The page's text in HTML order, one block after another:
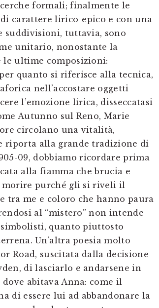
formali; finalmente le
carattere lirico-epico e con una
suddivisioni, tuttavia, sono
unitario, nonostante la
le ultime composizioni:
quanto si riferisce alla tecnica,
nell’accostare oggetti
l’emozione lirica, disseccatasi
Autunno sul Reno, Marie
circolano una vitalità,
riporta alla grande tradizione di
09, dobbiamo ricordare prima
alla fiamma che brucia e
morire purché gli si riveli il
tra me e coloro che hanno paura
al “mistero” non intende
quanto piuttosto
Un’altra poesia molto
Road, suscitata dalla decisione
di lasciarlo e andarsene in
abitava Anna: come il
di essere lui ad abbandonare la